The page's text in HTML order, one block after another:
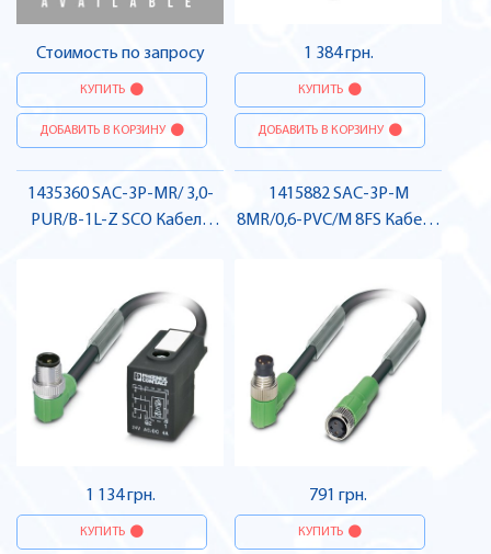
Стоимость по запросу
КУПИТЬ
ДОБАВИТЬ В КОРЗИНУ
1 384 грн.
КУПИТЬ
ДОБАВИТЬ В КОРЗИНУ
1435360 SAC-3P-MR/ 3,0-
PUR/B-1L-Z SCO Кабель
електромагнітного
клапану , Pheonix Contact
1 134 грн.
КУПИТЬ
1415882 SAC-3P-M
8MR/0,6-PVC/M 8FS Кабель
Pheonix Contact
791 грн.
КУПИТЬ